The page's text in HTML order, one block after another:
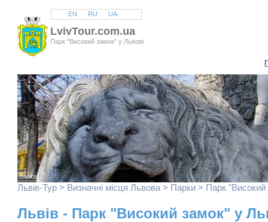
EN RU UA
LvivTour.com.ua
Парк "Високий замок" у Львові
Львів-Тур > Визначні місця Львова> Парки> Парк "Високий
Львів - Парк "Високий замок" у